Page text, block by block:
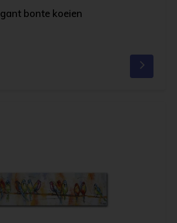
bonte koeien